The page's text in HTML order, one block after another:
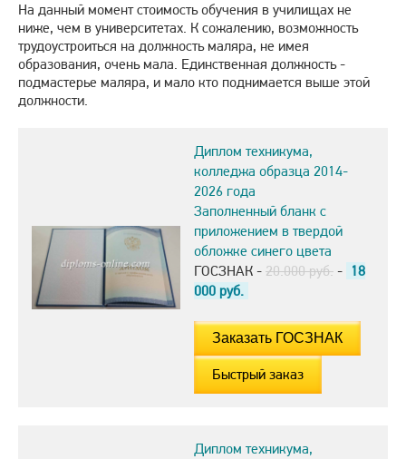
На данный момент стоимость обучения в училищах не
ниже, чем в университетах. К сожалению, возможность
трудоустроиться на должность маляра, не имея
образования, очень мала. Единственная должность -
подмастерье маляра, и мало кто поднимается выше этой
должности.
Диплом техникума,
колледжа образца 2014-
2026 года
Заполненный бланк с
приложением в твердой
обложке синего цвета
ГОСЗНАК - 20.000 руб. - 18
000 руб.
Быстрый заказ
Диплом техникума,